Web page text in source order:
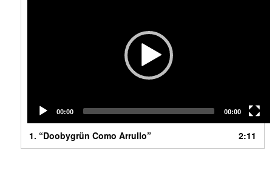
00:00 00:00
1. “Doobygrün Como Arrullo” 2:11